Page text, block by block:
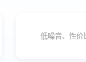
低噪音、性价